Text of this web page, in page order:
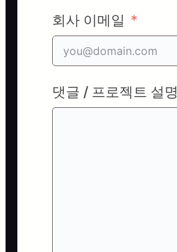
회사 이메일
댓글 / 프로젝트 설명